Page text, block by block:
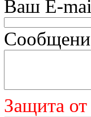
Ваш E-
Защита